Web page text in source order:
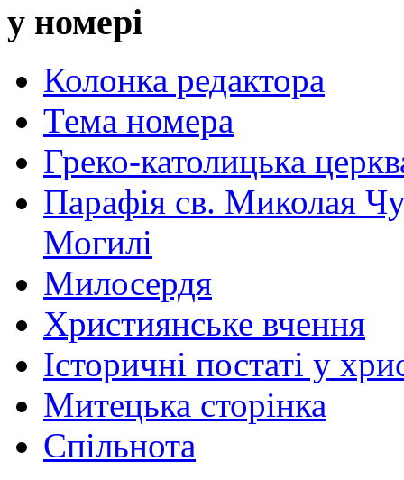
у номері
Колонка редактора
Тема номера
Греко-католицька
Парафія св. Миколая
Могилі
Милосердя
Християнське вчення
Історичні постаті у
Митецька сторінка
Спільнота